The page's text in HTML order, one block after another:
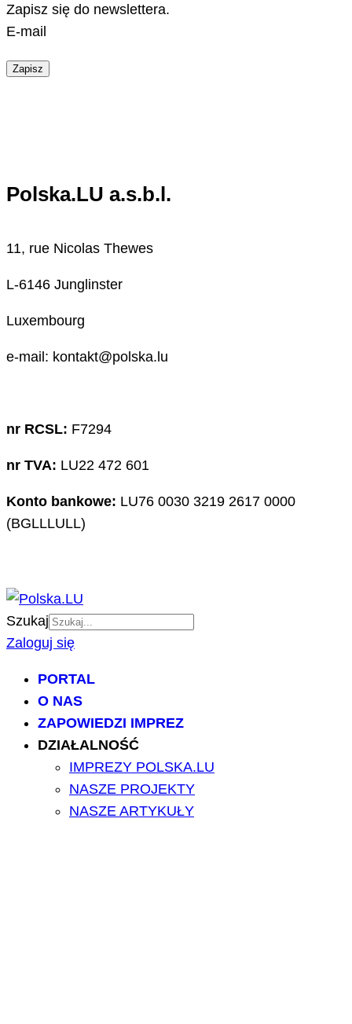
Zapisz się do newslettera.
E-mail
Zapisz
Polska.LU a.s.b.l.
11, rue Nicolas Thewes
L-6146 Junglinster
Luxembourg
e-mail: kontakt@polska.lu
nr RCSL: F7294
nr TVA: LU22 472 601
Konto bankowe: LU76 0030 3219 2617 0000
(BGLLLULL)
Szukaj
Zaloguj się
PORTAL
O NAS
ZAPOWIEDZI IMPREZ
DZIAŁALNOŚĆ
IMPREZY POLSKA.LU
NASZE PROJEKTY
NASZE ARTYKUŁY